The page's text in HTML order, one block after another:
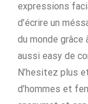
expressions
d’écrire un
du monde grâce
aussi easy de
N’hesitez plus
d’hommes et